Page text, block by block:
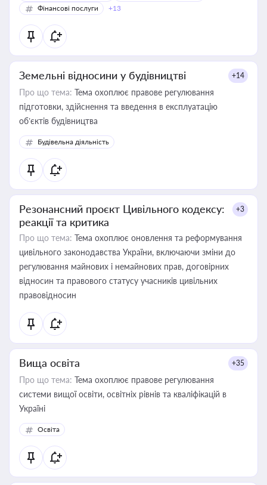
Фінансові послуги
+13
Земельні відносини у будівництві +14
Про що тема: Тема охоплює правове регулювання
підготовки, здійснення та введення в експлуатацію
об’єктів будівництва
Будівельна діяльність
Резонансний проєкт Цивільного кодексу:
реакції та критика
+3
Про що тема: Тема охоплює оновлення та реформування
цивільного законодавства України, включаючи зміни до
регулювання майнових і немайнових прав, договірних
відносин та правового статусу учасників цивільних
правовідносин
Вища освіта +35
Про що тема: Тема охоплює правове регулювання
системи вищої освіти, освітніх рівнів та кваліфікацій в
Україні
Освіта